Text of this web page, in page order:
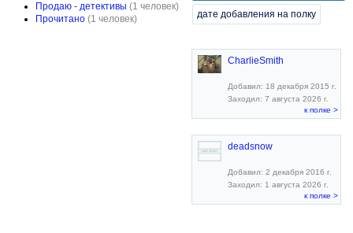
Продаю - детективы (1 человек)
Прочитано (1 человек) дате добавления на полку
CharlieSmith
Добавил: 18 декабря 2015 г.
Заходил: 7 августа 2026 г.
к полке >
deadsnow
Добавил: 2 декабря 2016 г.
Заходил: 1 августа 2026 г.
к полке >